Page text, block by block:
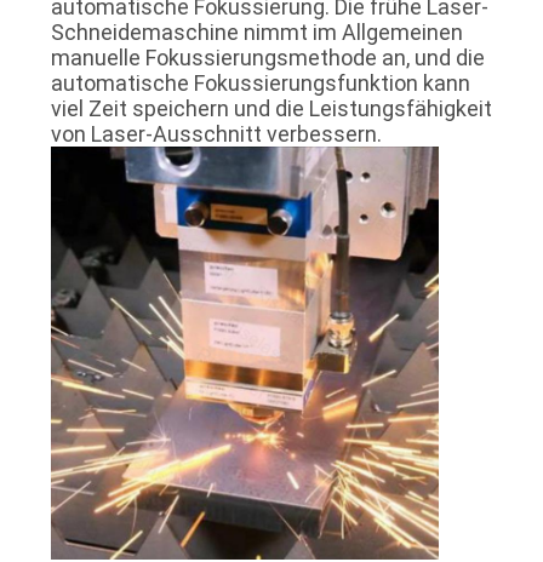
automatische Fokussierung. Die frühe Laser-
Schneidemaschine nimmt im Allgemeinen
manuelle Fokussierungsmethode an, und die
automatische Fokussierungsfunktion kann
viel Zeit speichern und die Leistungsfähigkeit
von Laser-Ausschnitt verbessern.